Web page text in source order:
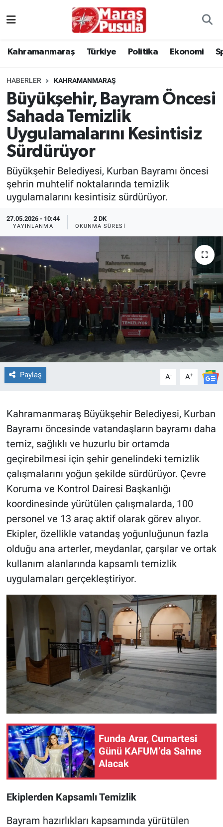
Kahramanmaraş Türkiye Politika Ekonomi
HABERLER KAHRAMANMARAŞ
Büyükşehir, Bayram Öncesi
Sahada Temizlik
Uygulamalarını Kesintisiz
Sürdürüyor
Büyükşehir Belediyesi, Kurban Bayramı öncesi
şehrin muhtelif noktalarında temizlik
uygulamalarını kesintisiz sürdürüyor.
27.05.2026 - 10:44
YAYINLANMA
2 DK
OKUNMA SÜRESI
Paylaş A- A+
Kahramanmaraş Büyükşehir Belediyesi, Kurban
Bayramı öncesinde vatandaşların bayramı daha
temiz, sağlıklı ve huzurlu bir ortamda
geçirebilmesi için şehir genelindeki temizlik
çalışmalarını yoğun şekilde sürdürüyor. Çevre
Koruma ve Kontrol Dairesi Başkanlığı
koordinesinde yürütülen çalışmalarda, 100
personel ve 13 araç aktif olarak görev alıyor.
Ekipler, özellikle vatandaş yoğunluğunun fazla
olduğu ana arterler, meydanlar, çarşılar ve ortak
kullanım alanlarında kapsamlı temizlik
uygulamaları gerçekleştiriyor.
Funda Arar, Cumartesi
Günü KAFUM’da Sahne
Alacak
Ekiplerden Kapsamlı Temizlik
Bayram hazırlıkları kapsamında yürütülen
Politika
Ekonomi
Spor
Kültür Sanat
Sağlık
Dünya
İlçeler
MAGAZİN
Bilim, Teknoloji
ASAYİŞ
HABERDE İNSAN
EĞİTİM
BİLİM VE TEKNOLOJİ
Bölge
İstanbul Namaz Vakitleri
İstanbul Trafik Yoğunluk Haritası
Süper Lig Puan Durumu ve Fikstür
Tüm Manşetler
Son Dakika Haberleri
Haber Arşivi